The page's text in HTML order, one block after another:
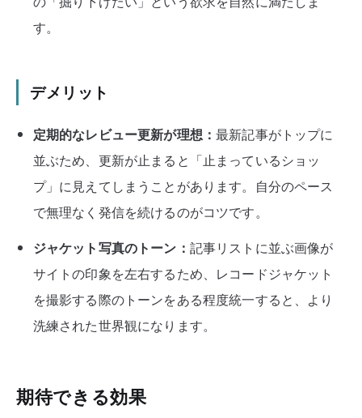
す。
デメリット
定期的なレビュー更新が理想：最新記事がトップに
並ぶため、更新が止まると「止まっているショッ
プ」に見えてしまうことがあります。自分のペース
で無理なく発信を続けるのがコツです。
ジャケット写真のトーン： 記事リストに並ぶ画像が
サイトの印象を左右するため、レコードジャケット
を撮影する際のトーンをある程度統一すると、より
洗練された世界観になります。
期待できる効果